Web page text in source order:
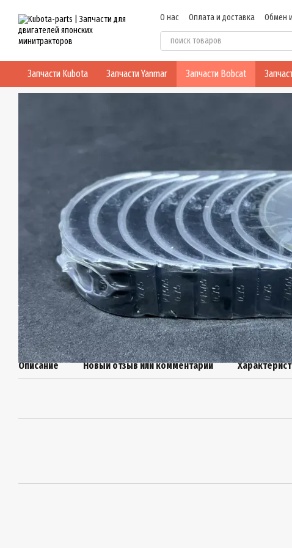
О нас Оплата и доставка Обмен
Политика конфиденциальности
Запчасти Kubota Запчасти Yanmar Запчасти Bobcat
Описание Новый отзыв или комментарий